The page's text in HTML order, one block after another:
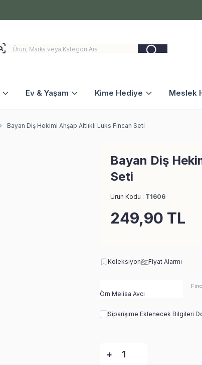
Ev & Yaşam Kime Hediye Meslek
Bayan Diş Hekimi Ahşap Altlıklı Lüks Fincan Seti
Bayan Diş
Seti
Ürün Kodu : T1606
249,90 TL
Koleksiyon Fiyat Alarmı
Siparişime Eklenecek Bilgileri
-
+